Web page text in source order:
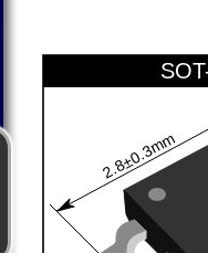
2.8±0.3mm